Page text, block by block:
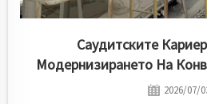
Саудитските
Модернизирането На
2026/07/